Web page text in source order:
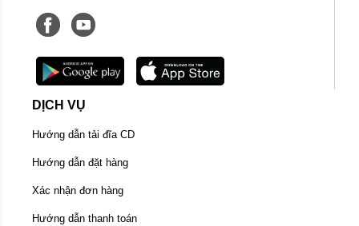
DỊCH VỤ
Hướng dẫn tải đĩa CD
Hướng dẫn đặt hàng
Xác nhận đơn hàng
Hướng dẫn thanh toán